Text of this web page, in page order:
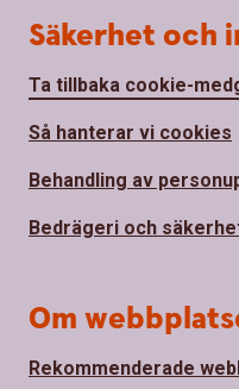
Säkerhet och
Ta tillbaka cookie-
Så hanterar vi cookies
Behandling av
Bedrägeri och
Om
Rekommenderade